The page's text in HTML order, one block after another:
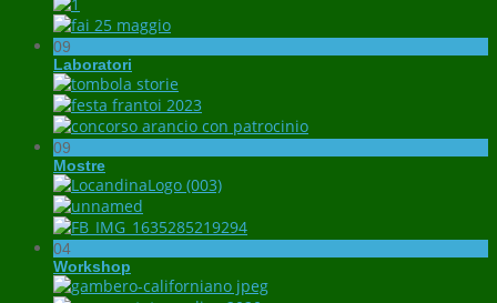
09
Laboratori
09
Mostre
04
Workshop